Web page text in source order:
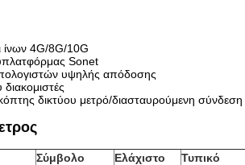
ίνων 4G/8G/10G
Sonet
υψηλής απόδοσης
δικτύου μετρό/διασταυρούμενη σύνδεση
Σύμβολο Ελάχιστο Τυπικό